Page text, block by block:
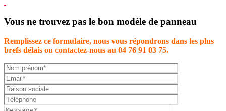
Vous ne trouvez pas le bon modèle de panneau
Remplissez ce formulaire, nous vous répondrons dans les plus
brefs délais ou contactez-nous au 04 76 91 03 75.